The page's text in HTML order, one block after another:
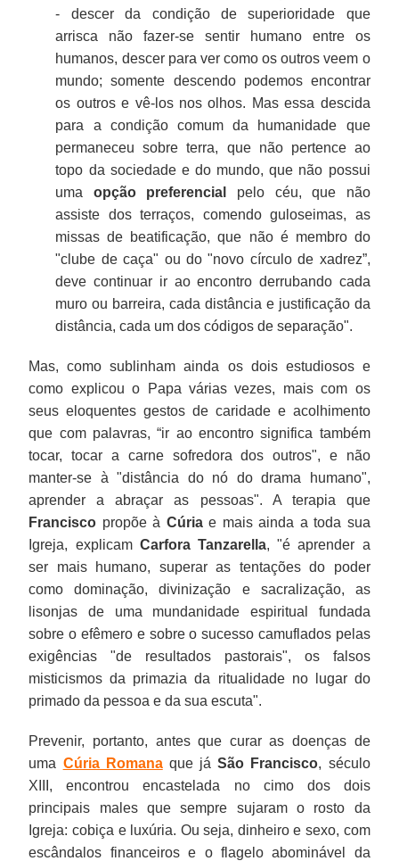
- descer da condição de superioridade que
arrisca não fazer-se sentir humano entre os
humanos, descer para ver como os outros veem o
mundo; somente descendo podemos encontrar
os outros e vê-los nos olhos. Mas essa descida
para a condição comum da humanidade que
permaneceu sobre terra, que não pertence ao
topo da sociedade e do mundo, que não possui
uma opção preferencial
pelo céu, que não
assiste dos terraços, comendo guloseimas, as
missas de beatificação, que não é membro do
"clube de caça" ou do "novo círculo de xadrez”,
deve continuar ir ao encontro derrubando cada
muro ou barreira, cada distância e justificação da
distância, cada um dos códigos de separação".
Mas, como sublinham ainda os dois estudiosos e
como explicou o Papa várias vezes, mais com os
seus eloquentes gestos de caridade e acolhimento
que com palavras, “ir ao encontro significa também
tocar, tocar a carne sofredora dos outros", e não
manter-se à "distância do nó do drama humano",
aprender a abraçar as pessoas". A terapia que
Francisco propõe à Cúriae mais ainda a toda sua
Igreja, explicam Carfora Tanzarella, "é aprender a
ser mais humano, superar as tentações do poder
como dominação, divinização e sacralização, as
lisonjas de uma mundanidade espiritual fundada
sobre o efêmero e sobre o sucesso camuflados pelas
exigências "de resultados pastorais", os falsos
misticismos da primazia da ritualidade no lugar do
primado da pessoa e da sua escuta".
Prevenir, portanto, antes que curar as doenças de
uma Cúria Romanaque jáSão Francisco, século
XIII, encontrou encastelada no cimo dos dois
principais males que sempre sujaram o rosto da
Igreja: cobiça e luxúria. Ou seja, dinheiro e sexo, com
escândalos financeiros e o flagelo abominável da